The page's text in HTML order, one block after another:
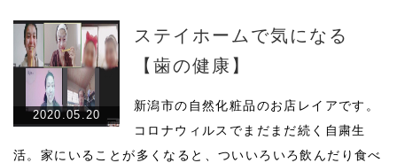
2020.05.20
ステイホームで気になる
【歯の健康】
新潟市の自然化粧品のお店レイアです。
コロナウィルスでまだまだ続く自粛生
活。家にいることが多くなると、ついいろいろ飲んだり食べ